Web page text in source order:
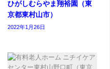
ひがしむらやま翔裕園（東
京都東村山市）
2022年1月26日